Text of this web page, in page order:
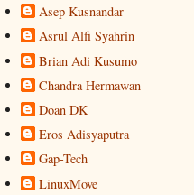
Asep Kusnandar
Asrul Alfi Syahrin
Brian Adi Kusumo
Chandra Hermawan
Doan DK
Eros Adisyaputra
Gap-Tech
LinuxMove